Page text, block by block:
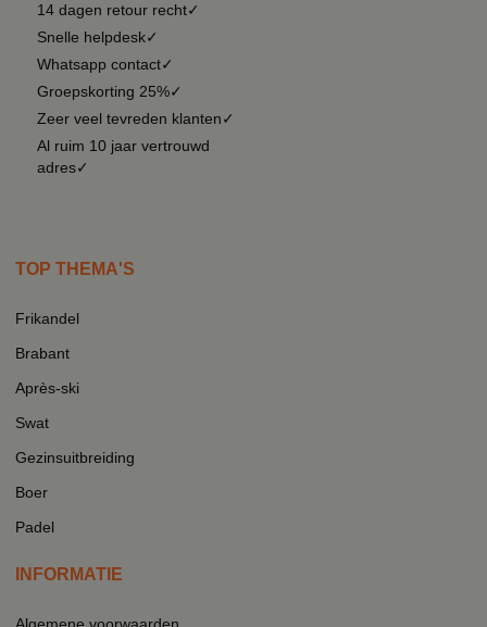
14 dagen retour recht✓
Snelle helpdesk✓
Whatsapp contact✓
Groepskorting 25%✓
Zeer veel tevreden klanten✓
Al ruim 10 jaar vertrouwd
adres✓
TOP THEMA'S
Frikandel
Brabant
Après-ski
Swat
Gezinsuitbreiding
Boer
Padel
INFORMATIE